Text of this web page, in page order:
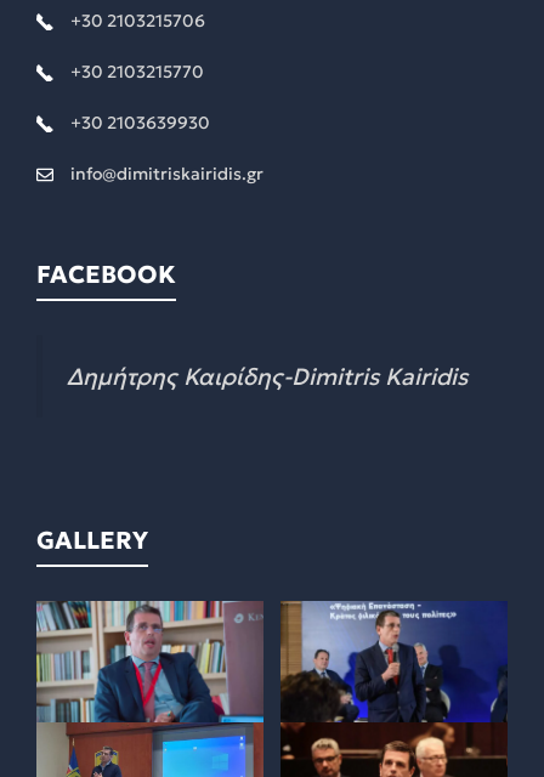
+30 2103215706
+30 2103215770
+30 2103639930
info@dimitriskairidis.gr
FACEBOOK
Δημήτρης Καιρίδης-Dimitris Kairidis
GALLERY